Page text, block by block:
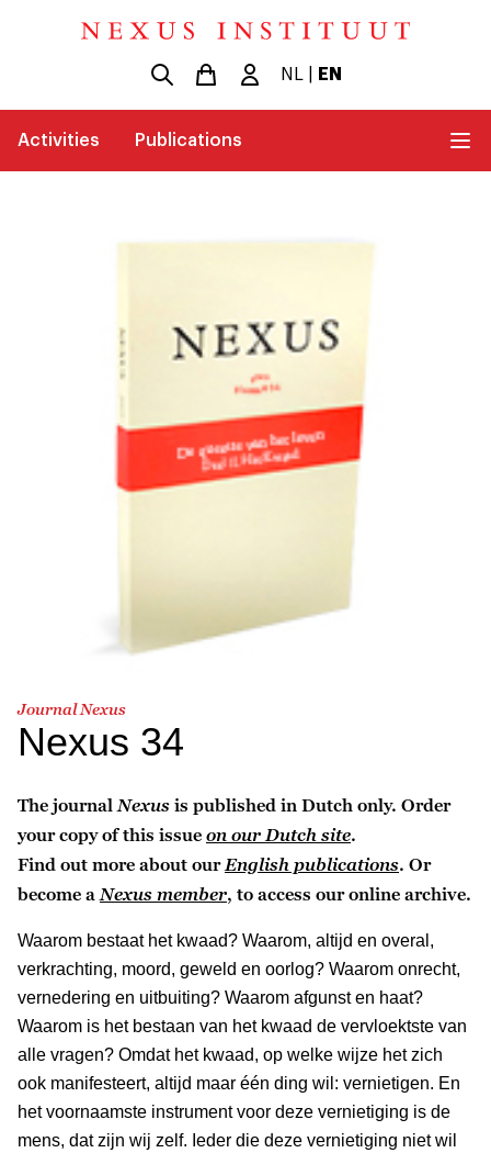
NL EN
Activities Publications
Journal Nexus
Nexus 34
The journal Nexus is published in Dutch only. Order
your copy of this issue on our Dutch site.
Find out more about our English publications. Or
become a Nexus member, to access our online archive.
Waarom bestaat het kwaad? Waarom, altijd en overal,
verkrachting, moord, geweld en oorlog? Waarom onrecht,
vernedering en uitbuiting? Waarom afgunst en haat?
Waarom is het bestaan van het kwaad de vervloektste van
alle vragen? Omdat het kwaad, op welke wijze het zich
ook manifesteert, altijd maar één ding wil: vernietigen. En
het voornaamste instrument voor deze vernietiging is de
mens, dat zijn wij zelf. Ieder die deze vernietiging niet wil